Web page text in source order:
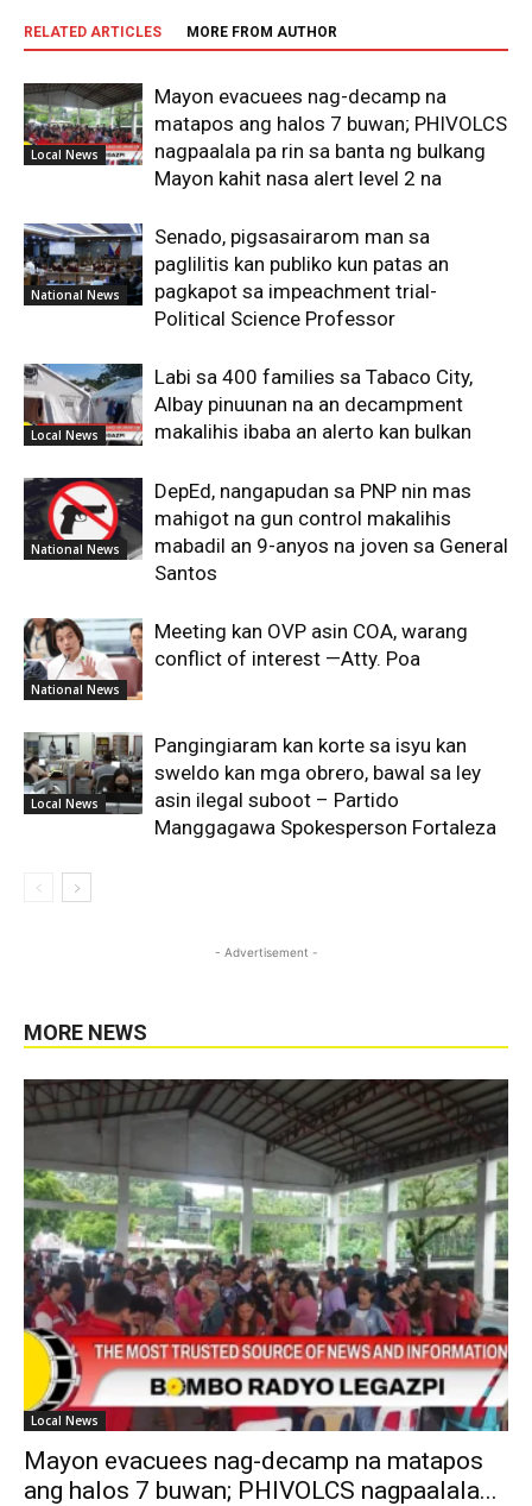
RELATED ARTICLES MORE FROM AUTHOR
Local News
Mayon evacuees nag-decamp na
matapos ang halos 7 buwan; PHIVOLCS
nagpaalala pa rin sa banta ng bulkang
Mayon kahit nasa alert level 2 na
National News
Senado, pigsasairarom man sa
paglilitis kan publiko kun patas an
pagkapot sa impeachment trial-
Political Science Professor
Local News
Labi sa 400 families sa Tabaco City,
Albay pinuunan na an decampment
makalihis ibaba an alerto kan bulkan
National News
DepEd, nangapudan sa PNP nin mas
mahigot na gun control makalihis
mabadil an 9-anyos na joven sa General
Santos
National News
Meeting kan OVP asin COA, warang
conflict of interest —Atty. Poa
Local News
Pangingiaram kan korte sa isyu kan
sweldo kan mga obrero, bawal sa ley
asin ilegal suboot – Partido
Manggagawa Spokesperson Fortaleza
- Advertisement -
MORE NEWS
Local News
Mayon evacuees nag-decamp na matapos
ang halos 7 buwan; PHIVOLCS nagpaalala...